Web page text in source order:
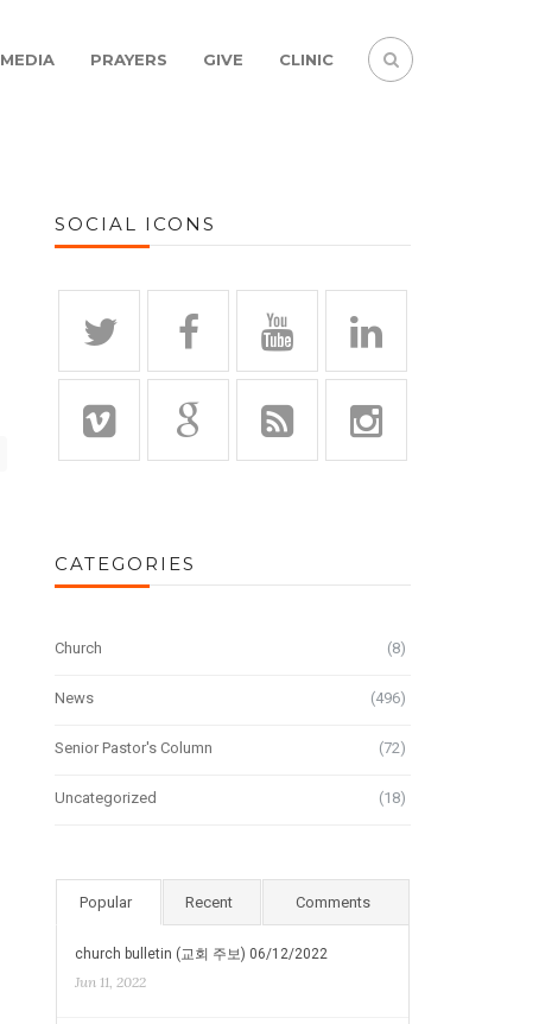
MEDIA PRAYERS GIVE CLINIC
SOCIAL ICONS
CATEGORIES
Church (8)
News (496)
Senior Pastor's Column (72)
Uncategorized (18)
Popular Recent Comments
church bulletin (교회 주보) 06/12/2022
Jun 11, 2022